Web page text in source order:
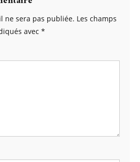
ne sera pas publiée. Les champs
avec *